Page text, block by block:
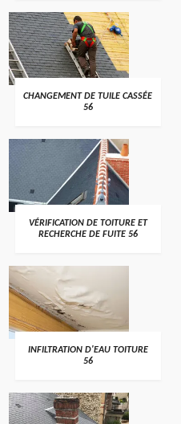
>
CHANGEMENT DE TUILE CASSÉE
56
>
VÉRIFICATION DE TOITURE ET
RECHERCHE DE FUITE 56
>
INFILTRATION D'EAU TOITURE
56